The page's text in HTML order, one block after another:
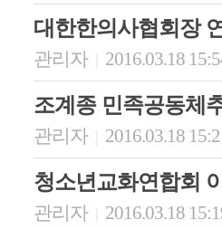
결산 공시
동창회
포토뉴
대한한의사협회장
관리자 2016.03.18
조계종 민족공동체
관리자 2016.03.18
청소년교화연합회
관리자 2016.03.18